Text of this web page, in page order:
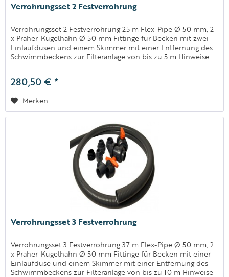
Verrohrungsset 2 Festverrohrung
Verrohrungsset 2 Festverrohrung 25 m Flex-Pipe Ø 50 mm, 2
x Praher-Kugelhahn Ø 50 mm Fittinge für Becken mit zwei
Einlaufdüsen und einem Skimmer mit einer Entfernung des
Schwimmbeckens zur Filteranlage von bis zu 5 m Hinweise
280,50 € *
Merken
Verrohrungsset 3 Festverrohrung
Verrohrungsset 3 Festverrohrung 37 m Flex-Pipe Ø 50 mm, 2
x Praher-Kugelhahn Ø 50 mm Fittinge für Becken mit einer
Einlaufdüse und einem Skimmer mit einer Entfernung des
Schwimmbeckens zur Filteranlage von bis zu 10 m Hinweise